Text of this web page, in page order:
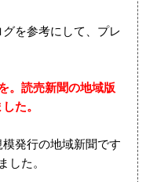
を参考にして、プレ
。読売新聞の地域版
た。
発行の地域新聞です
した。